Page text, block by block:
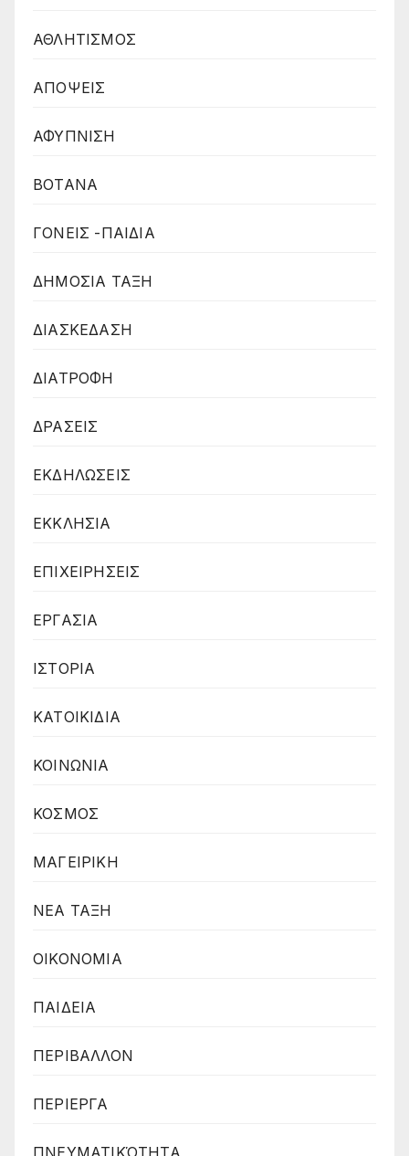
ΑΘΛΗΤΙΣΜΟΣ
ΑΠΟΨΕΙΣ
ΑΦΥΠΝΙΣΗ
ΒΟΤΑΝΑ
ΓΟΝΕΙΣ -ΠΑΙΔΙΑ
ΔΗΜΟΣΙΑ ΤΑΞΗ
ΔΙΑΣΚΕΔΑΣΗ
ΔΙΑΤΡΟΦΗ
ΔΡΑΣΕΙΣ
ΕΚΔΗΛΩΣΕΙΣ
ΕΚΚΛΗΣΙΑ
ΕΠΙΧΕΙΡΗΣΕΙΣ
ΕΡΓΑΣΙΑ
ΙΣΤΟΡΙΑ
ΚΑΤΟΙΚΙΔΙΑ
ΚΟΙΝΩΝΙΑ
ΚΟΣΜΟΣ
ΜΑΓΕΙΡΙΚΗ
ΝΕΑ ΤΑΞΗ
ΟΙΚΟΝΟΜΙΑ
ΠΑΙΔΕΙΑ
ΠΕΡΙΒΑΛΛΟΝ
ΠΕΡΙΕΡΓΑ
ΠΝΕΥΜΑΤΙΚΌΤΗΤΑ